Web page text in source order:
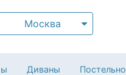
Москва
Диваны